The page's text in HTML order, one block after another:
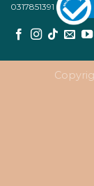
0317851391